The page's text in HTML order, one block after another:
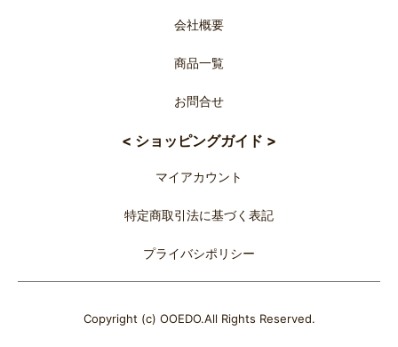
会社概要
商品一覧
お問合せ
< ショッピングガイド >
マイアカウント
特定商取引法に基づく表記
プライバシポリシー
Copyright (c) OOEDO.All Rights Reserved.